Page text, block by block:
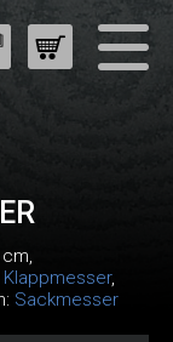
Klappmesser,
Sackmesser